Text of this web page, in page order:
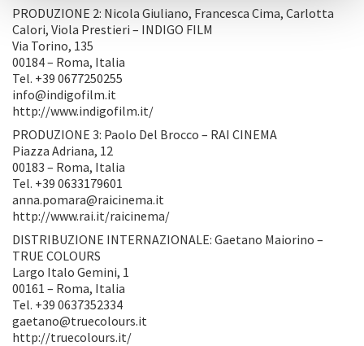
PRODUZIONE 2: Nicola Giuliano, Francesca Cima, Carlotta
Calori, Viola Prestieri – INDIGO FILM
Via Torino, 135
00184 – Roma, Italia
Tel. +39 0677250255
info@indigofilm.it
http://www.indigofilm.it/
PRODUZIONE 3: Paolo Del Brocco – RAI CINEMA
Piazza Adriana, 12
00183 – Roma, Italia
Tel. +39 0633179601
anna.pomara@raicinema.it
http://www.rai.it/raicinema/
DISTRIBUZIONE INTERNAZIONALE: Gaetano Maiorino –
TRUE COLOURS
Largo Italo Gemini, 1
00161 – Roma, Italia
Tel. +39 0637352334
gaetano@truecolours.it
http://truecolours.it/